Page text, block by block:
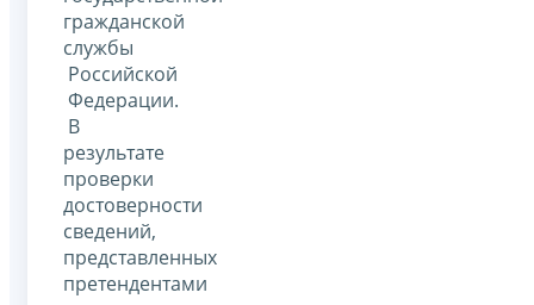
гражданской
службы
Российской
Федерации.
В
результате
проверки
достоверности
сведений,
представленных
претендентами